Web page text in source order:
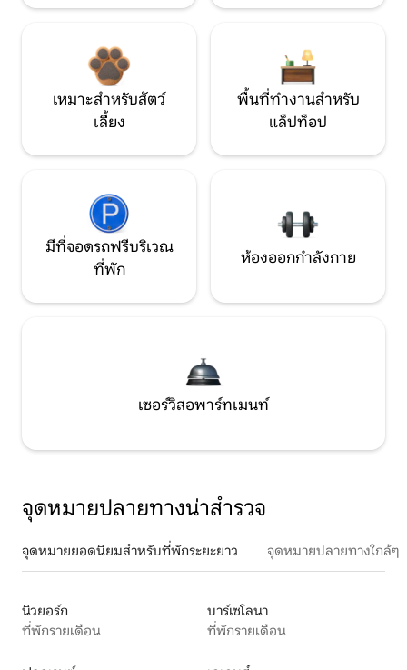
เหมาะสำหรับสัตว์
เลี้ยง
พื้นที่ทำงานสำหรับ
แล็ปท็อป
มีที่จอดรถฟรีบริเวณ
ที่พัก
ห้องออกกำลังกาย
เซอร์วิสอพาร์ทเมนท์
จุดหมายปลายทางน่าสำรวจ
จุดหมายยอดนิยมสำหรับที่พักระยะยาว จุดหมายปลายทางใกล้ๆ
นิวยอร์ก
ที่พักรายเดือน
บาร์เซโลนา
ที่พักรายเดือน